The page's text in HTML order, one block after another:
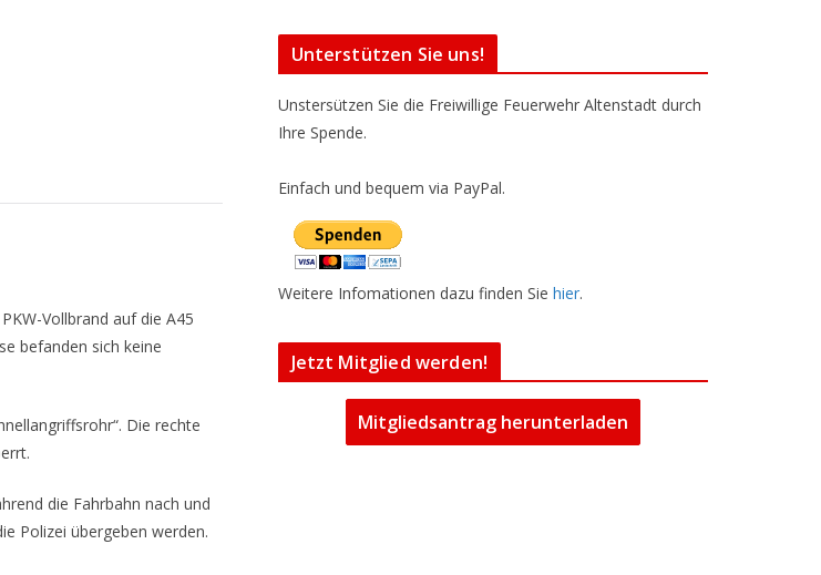
Vollbrand auf die A45
befanden sich keine
Die rechte
die Fahrbahn nach und
Polizei übergeben werden.
Unterstützen Sie uns!
Unstersützen Sie die Freiwillige Feuerwehr Altenstadt durch
Ihre Spende.
Einfach und bequem via PayPal.
Weitere Infomationen dazu finden Sie hier.
Jetzt Mitglied werden!
Mitgliedsantrag herunterladen